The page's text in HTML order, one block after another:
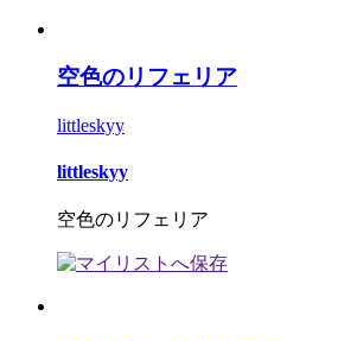
空色のリフェリア
littleskyy
littleskyy
空色のリフェリア